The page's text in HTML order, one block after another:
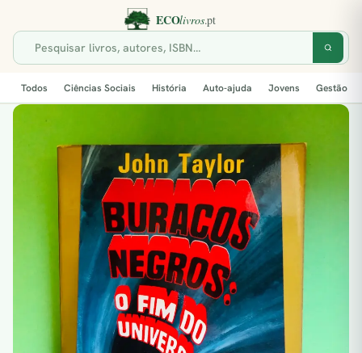
Todos Ciências Sociais História Auto-ajuda Jovens Gestão